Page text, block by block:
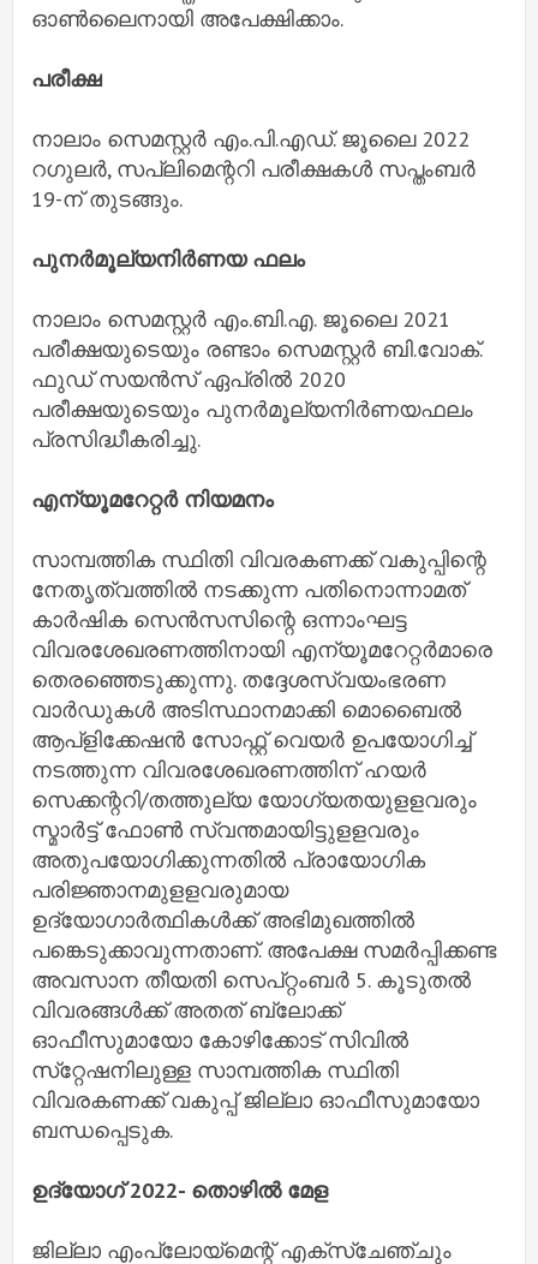
ഓണ്‍ലൈനായി അപേക്ഷിക്കാം.
പരീക്ഷ
നാലാം സെമസ്റ്റര്‍ എം.പി.എഡ്. ജൂലൈ 2022
റഗുലര്‍, സപ്ലിമെന്ററി പരീക്ഷകള്‍ സപ്തംബര്‍
19-ന് തുടങ്ങും.
പുനര്‍മൂല്യനിര്‍ണയ ഫലം
നാലാം സെമസ്റ്റര്‍ എം.ബി.എ. ജൂലൈ 2021
പരീക്ഷയുടെയും രണ്ടാം സെമസ്റ്റര്‍ ബി.വോക്.
ഫുഡ് സയന്‍സ് ഏപ്രില്‍ 2020
പരീക്ഷയുടെയും പുനര്‍മൂല്യനിര്‍ണയഫലം
പ്രസിദ്ധീകരിച്ചു.
എന്യൂമറേറ്റര്‍ നിയമനം
സാമ്പത്തിക സ്ഥിതി വിവരകണക്ക് വകുപ്പിന്റെ
നേതൃത്വത്തില്‍ നടക്കുന്ന പതിനൊന്നാമത്
കാര്‍ഷിക സെന്‍സസിന്റെ ഒന്നാംഘട്ട
വിവരശേഖരണത്തിനായി എന്യൂമറേറ്റര്‍മാരെ
തെരഞ്ഞെടുക്കുന്നു. തദ്ദേശസ്വയംഭരണ
വാര്‍ഡുകള്‍ അടിസ്ഥാനമാക്കി മൊബൈല്‍
ആപ്‌ളിക്കേഷന്‍ സോഫ്റ്റ് വെയര്‍ ഉപയോഗിച്ച്
നടത്തുന്ന വിവരശേഖരണത്തിന് ഹയര്‍
സെക്കന്ററി/തത്തുല്യ യോഗ്യതയുളളവരും
സ്മാര്‍ട്ട് ഫോണ്‍ സ്വന്തമായിട്ടുളളവരും
അതുപയോഗിക്കുന്നതില്‍ പ്രായോഗിക
പരിജ്ഞാനമുളളവരുമായ
ഉദ്യോഗാര്‍ത്ഥികള്‍ക്ക് അഭിമുഖത്തില്‍
പങ്കെടുക്കാവുന്നതാണ്. അപേക്ഷ സമര്‍പ്പിക്കണ്ട
അവസാന തീയതി സെപ്റ്റംബര്‍ 5. കൂടുതല്‍
വിവരങ്ങള്‍ക്ക് അതത് ബ്ലോക്ക്
ഓഫീസുമായോ കോഴിക്കോട് സിവില്‍
സ്‌റ്റേഷനിലുള്ള സാമ്പത്തിക സ്ഥിതി
വിവരകണക്ക് വകുപ്പ് ജില്ലാ ഓഫീസുമായോ
ബന്ധപ്പെടുക.
ഉദ്യോഗ് 2022- തൊഴില്‍ മേള
ജില്ലാ എംപ്ലോയ്‌മെന്റ് എക്‌സ്‌ചേഞ്ചും